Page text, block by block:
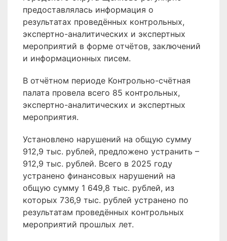
предоставлялась информация о
результатах проведённых контрольных,
экспертно-аналитических и экспертных
мероприятий в форме отчётов, заключений
и информационных писем.
В отчётном периоде Контрольно-счётная
палата провела всего 85 контрольных,
экспертно-аналитических и экспертных
мероприятия.
Установлено нарушений на общую сумму
912,9 тыс. рублей, предложено устранить –
912,9 тыс. рублей. Всего в 2025 году
устранено финансовых нарушений на
общую сумму 1 649,8 тыс. рублей, из
которых 736,9 тыс. рублей устранено по
результатам проведённых контрольных
мероприятий прошлых лет.